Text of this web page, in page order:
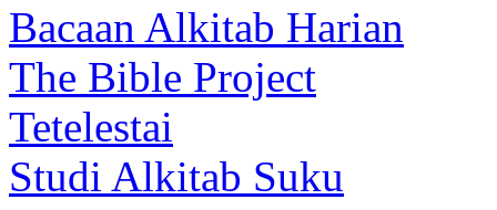
Bacaan Alkitab Harian
The Bible Project
Tetelestai
Studi Alkitab Suku